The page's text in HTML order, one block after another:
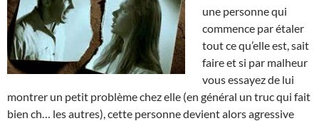
une personne qui
commence par étaler
tout ce qu’elle est, sait
faire et si par malheur
vous essayez de lui
montrer un petit problème chez elle (en général un truc qui fait
bien ch… les autres), cette personne devient alors agressive